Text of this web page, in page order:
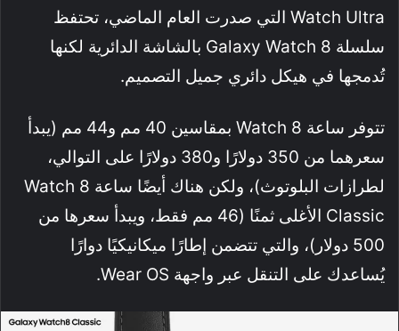
Watch Ultra التي صدرت العام الماضي، تحتفظ
سلسلة Galaxy Watch 8 بالشاشة الدائرية لكنها
تُدمجها في هيكل دائري جميل التصميم.
تتوفر ساعة Watch 8 بمقاسين 40 مم و44 مم (يبدأ
سعرهما من 350 دولارًا و380 دولارًا على التوالي،
لطرازات البلوتوث)، ولكن هناك أيضًا ساعة Watch 8
Classic الأغلى ثمنًا (46 مم فقط، ويبدأ سعرها من
500 دولار)، والتي تتضمن إطارًا ميكانيكيًا دوارًا
يُساعدك على التنقل عبر واجهة Wear OS.